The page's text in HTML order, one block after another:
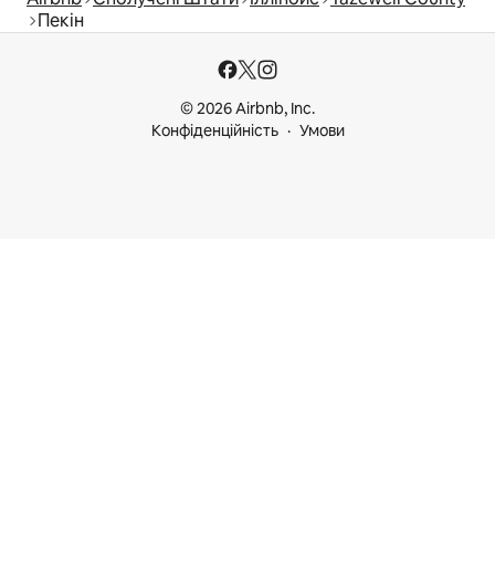
Пекін
© 2026 Airbnb, Inc.
Конфіденційність
Умови